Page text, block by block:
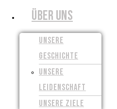
ÜBER UNS
UNSERE
GESCHICHTE
UNSERE
LEIDENSCHAFT
UNSERE ZIELE